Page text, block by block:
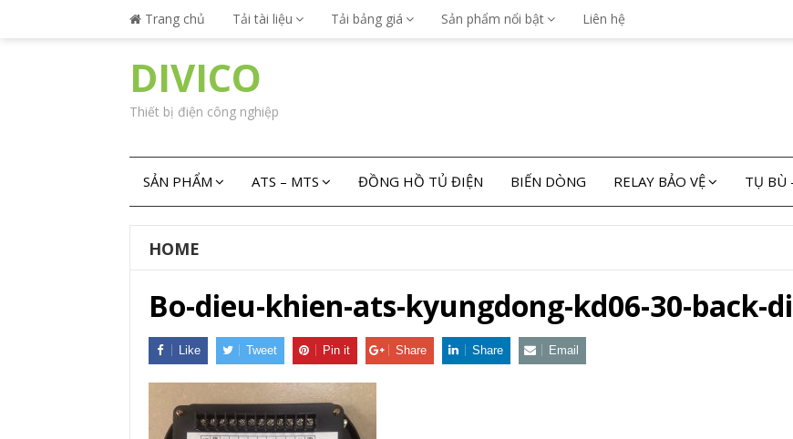
Trang chủ Tải tài liệu Tải bảng giá Sản phẩm nổi bật Liên hệ
DIVICO
Thiết bị điện công nghiệp
SẢN PHẨM ATS – MTS ĐỒNG HỒ TỦ ĐIỆN BIẾN DÒNG RELAY BẢO VỆ TỤ BÙ
HOME
Bo-dieu-khien-ats-kyungdong-kd06-30-back-
Like Tweet Pin it Share Share Email